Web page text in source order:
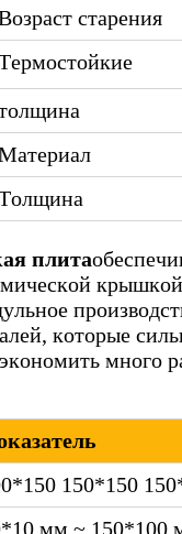
старения
плита
которые
много
150*150
мм ~ 150*100